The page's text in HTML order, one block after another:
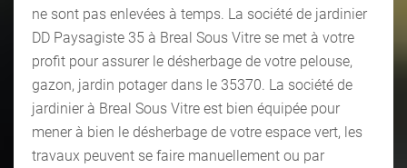
ne sont pas enlevées à temps. La société de jardinier
DD Paysagiste 35 à Breal Sous Vitre se met à votre
profit pour assurer le désherbage de votre pelouse,
gazon, jardin potager dans le 35370. La société de
jardinier à Breal Sous Vitre est bien équipée pour
mener à bien le désherbage de votre espace vert, les
travaux peuvent se faire manuellement ou par